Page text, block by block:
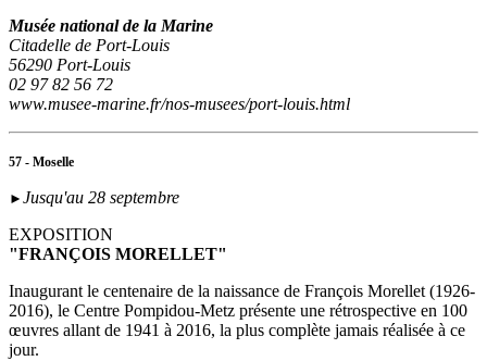
Musée national de la Marine
Citadelle de Port-Louis
56290 Port-Louis
02 97 82 56 72
www.musee-marine.fr/nos-musees/port-louis.html
57 - Moselle
► Jusqu'au 28 septembre
EXPOSITION
"FRANÇOIS MORELLET"
Inaugurant le centenaire de la naissance de François Morellet (1926-
2016), le Centre Pompidou-Metz présente une rétrospective en 100
œuvres allant de 1941 à 2016, la plus complète jamais réalisée à ce
jour.